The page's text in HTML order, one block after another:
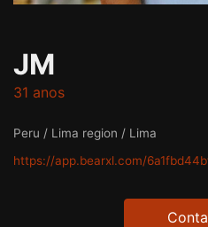
JM
31 anos
Peru / Lima region / Lima
https://app.bearxl.com/